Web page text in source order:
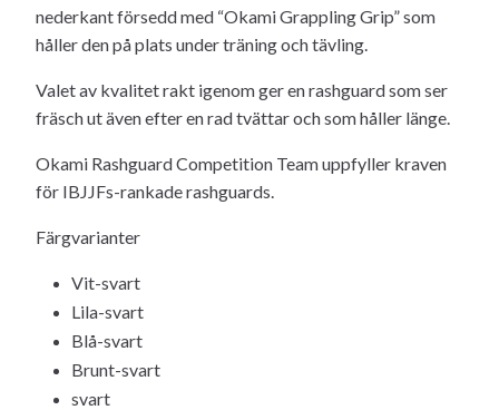
nederkant försedd med “Okami Grappling Grip” som
håller den på plats under träning och tävling.
Valet av kvalitet rakt igenom ger en rashguard som ser
fräsch ut även efter en rad tvättar och som håller länge.
Okami Rashguard Competition Team uppfyller kraven
för IBJJFs-rankade rashguards.
Färgvarianter
Vit-svart
Lila-svart
Blå-svart
Brunt-svart
svart